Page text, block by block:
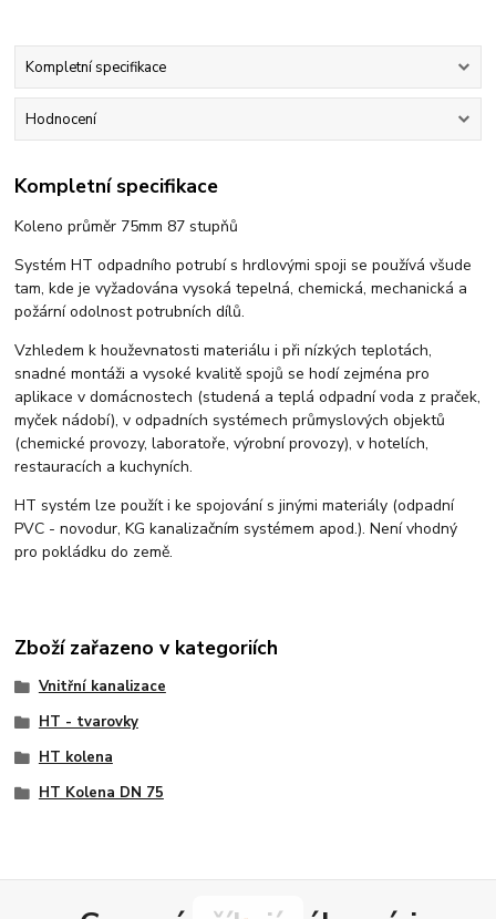
Kompletní specifikace
Hodnocení
Kompletní specifikace
Koleno průměr 75mm 87 stupňů
Systém HT odpadního potrubí s hrdlovými spoji se používá všude
tam, kde je vyžadována vysoká tepelná, chemická, mechanická a
požární odolnost potrubních dílů.
Vzhledem k houževnatosti materiálu i při nízkých teplotách,
snadné montáži a vysoké kvalitě spojů se hodí zejména pro
aplikace v domácnostech (studená a teplá odpadní voda z praček,
myček nádobí), v odpadních systémech průmyslových objektů
(chemické provozy, laboratoře, výrobní provozy), v hotelích,
restauracích a kuchyních.
HT systém lze použít i ke spojování s jinými materiály (odpadní
PVC - novodur, KG kanalizačním systémem apod.). Není vhodný
pro pokládku do země.
Zboží zařazeno v kategoriích
Vnitřní kanalizace
HT - tvarovky
HT kolena
HT Kolena DN 75